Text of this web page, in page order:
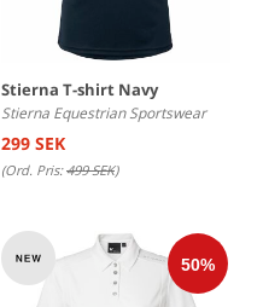
Stierna T-shirt Navy
Stierna Equestrian Sportswear
299 SEK
(Ord. Pris:499 SEK)